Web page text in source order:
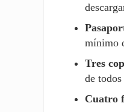
mínimo
Tres
de
Cuatro